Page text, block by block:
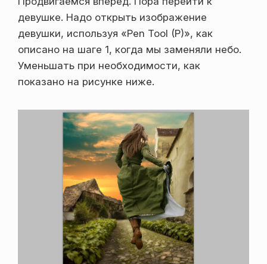
девушке. Надо открыть изображение
девушки, используя «Pen Tool (P)», как
описано на шаге 1, когда мы заменяли небо.
Уменьшать при необходимости, как
показано на рисунке ниже.